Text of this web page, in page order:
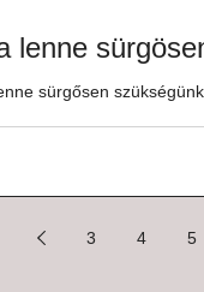
lenne
sürgősen
3 4 5